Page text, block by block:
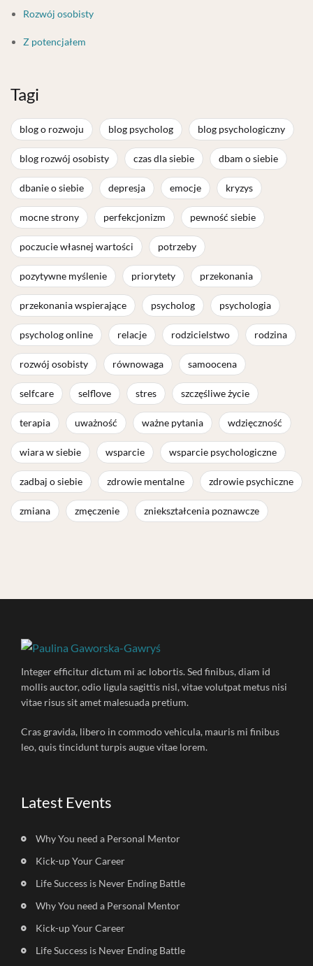
Rozwój osobisty
Z potencjałem
Tagi
blog o rozwoju blog psycholog blog psychologiczny
blog rozwój osobisty czas dla siebie dbam o siebie
dbanie o siebie depresja emocje kryzys
mocne strony perfekcjonizm pewność siebie
poczucie własnej wartości potrzeby
pozytywne myślenie priorytety przekonania
przekonania wspierające psycholog psychologia
psycholog online relacje rodzicielstwo rodzina
rozwój osobisty równowaga samoocena
selfcare selflove stres szczęśliwe życie
terapia uważność ważne pytania wdzięczność
wiara w siebie wsparcie wsparcie psychologiczne
zadbaj o siebie zdrowie mentalne zdrowie psychiczne
zmiana zmęczenie zniekształcenia poznawcze
Integer efficitur dictum mi ac lobortis. Sed finibus, diam id
mollis auctor, odio ligula sagittis nisl, vitae volutpat metus nisi
vitae risus sit amet malesuada pretium.
Cras gravida, libero in commodo vehicula, mauris mi finibus
leo, quis tincidunt turpis augue vitae lorem.
Latest Events
Why You need a Personal Mentor
Kick-up Your Career
Life Success is Never Ending Battle
Why You need a Personal Mentor
Kick-up Your Career
Life Success is Never Ending Battle